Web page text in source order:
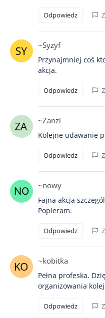
Odpowiedz
~Syzyf
Przynajmniej coś
akcja.
Odpowiedz
~Zanzi
Kolejne udawanie
Odpowiedz
~nowy
Fajna akcja
Popieram.
Odpowiedz
~kobitka
Pełna profeska.
organizowania
Odpowiedz